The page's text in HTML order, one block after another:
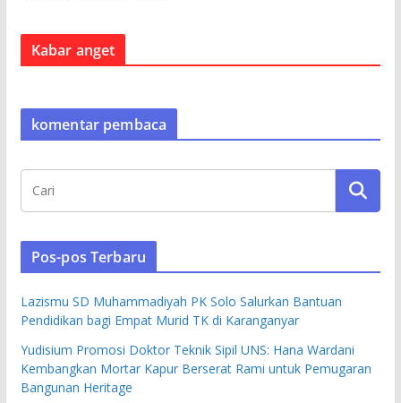
Kabar anget
komentar pembaca
Pos-pos Terbaru
Lazismu SD Muhammadiyah PK Solo Salurkan Bantuan
Pendidikan bagi Empat Murid TK di Karanganyar
Yudisium Promosi Doktor Teknik Sipil UNS: Hana Wardani
Kembangkan Mortar Kapur Berserat Rami untuk Pemugaran
Bangunan Heritage